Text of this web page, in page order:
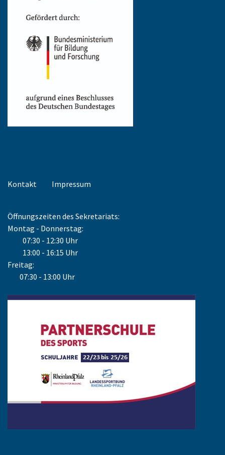
Kontakt Impressum
Öffnungszeiten des Sekretariats:
Montag - Donnerstag:
07:30 - 12:30 Uhr
13:00 - 16:15 Uhr
Freitag:
07:30 - 13:00 Uhr